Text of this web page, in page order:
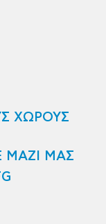
ΧΩΡΟΥΣ
ΜΑΖΙ ΜΑΣ